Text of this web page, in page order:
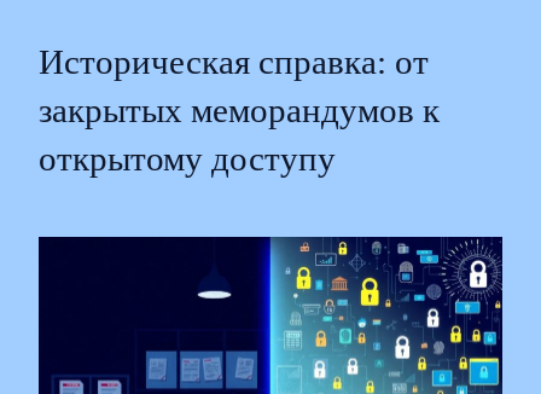
Историческая справка: от
закрытых меморандумов к
открытому доступу